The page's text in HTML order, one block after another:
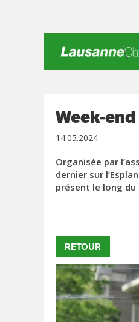
Week-
14.05.2024
Organisée par
dernier sur
présent le long du
RETOUR